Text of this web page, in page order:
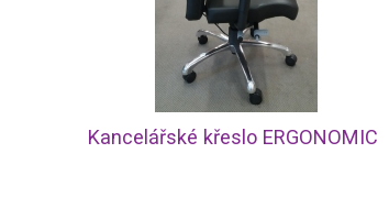
Kancelářské křeslo ERGONOMIC